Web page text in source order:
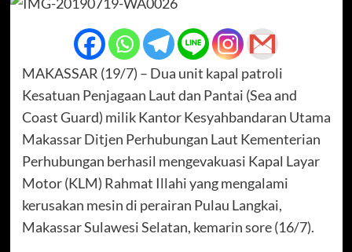
MAKASSAR (19/7) – Dua unit kapal patroli
Kesatuan Penjagaan Laut dan Pantai (Sea and
Coast Guard) milik Kantor Kesyahbandaran Utama
Makassar Ditjen Perhubungan Laut Kementerian
Perhubungan berhasil mengevakuasi Kapal Layar
Motor (KLM) Rahmat Illahi yang mengalami
kerusakan mesin di perairan Pulau Langkai,
Makassar Sulawesi Selatan, kemarin sore (16/7).